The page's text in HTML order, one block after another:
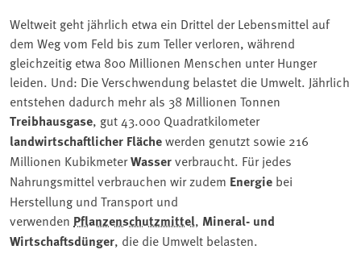
Weltweit geht jährlich etwa ein Drittel der Lebensmittel auf
dem Weg vom Feld bis zum Teller verloren, während
gleichzeitig etwa 800 Millionen Menschen unter Hunger
leiden. Und: Die Verschwendung belastet die Umwelt. Jährlich
entstehen dadurch mehr als 38 Millionen Tonnen
Treibhausgase, gut 43.000 Quadratkilometer
landwirtschaftlicher Flächewerden genutzt sowie 216
Millionen KubikmeterWasserverbraucht. Für jedes
Nahrungsmittel verbrauchen wir zudem Energie bei
Herstellung und Transport und
verwenden Pflanzenschutzmittel, Mineral- und
Wirtschaftsdünger, die die Umwelt belasten.